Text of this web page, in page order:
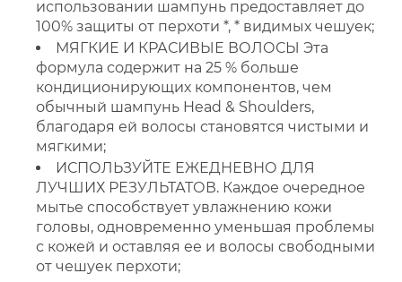
использовании шампунь предоставляет до
100% защиты от перхоти *, * видимых чешуек;
МЯГКИЕ И КРАСИВЫЕ ВОЛОСЫ Эта
формула содержит на 25 % больше
кондиционирующих компонентов, чем
обычный шампунь Head & Shoulders,
благодаря ей волосы становятся чистыми и
мягкими;
ИСПОЛЬЗУЙТЕ ЕЖЕДНЕВНО ДЛЯ
ЛУЧШИХ РЕЗУЛЬТАТОВ. Каждое очередное
мытье способствует увлажнению кожи
головы, одновременно уменьшая проблемы
с кожей и оставляя ее и волосы свободными
от чешуек перхоти;